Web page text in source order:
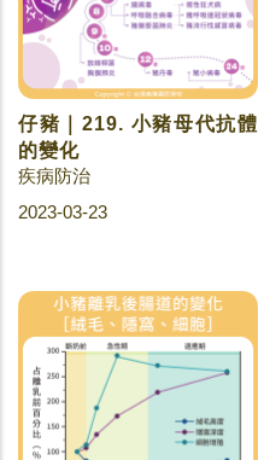
仔豬｜219. 小豬母代抗體
的變化
疾病防治
2023-03-23